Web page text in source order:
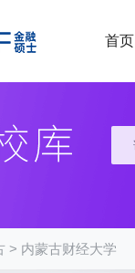
首页
> 内蒙古财经大学